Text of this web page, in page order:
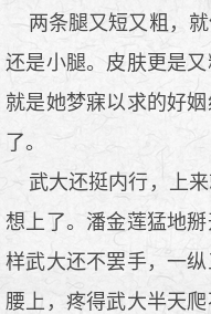
两条腿又短又粗，就
还是小腿。皮肤更是
就是她梦寐以求的好
了。
武大还挺内行，上来
想上了。潘金莲猛地
样武大还不罢手，一
腰上，疼得武大半天